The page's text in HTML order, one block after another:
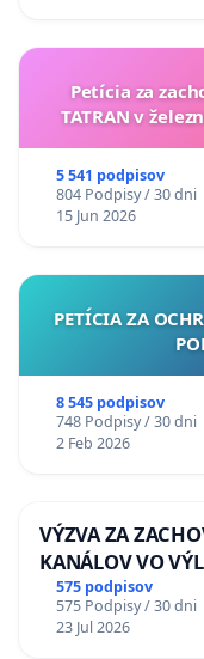
Petícia za
TATRAN v
5 541 podpisov
804 Podpisy / 30 dni
15 Jun 2026
PETÍCIA ZA
8 545 podpisov
748 Podpisy / 30 dni
2 Feb 2026
VÝZVA ZA
KANÁLOV VO
KONTROLOU
na riešenie
odvodňovacích
575 podpisov
575 Podpisy / 30 dni
23 Jul 2026